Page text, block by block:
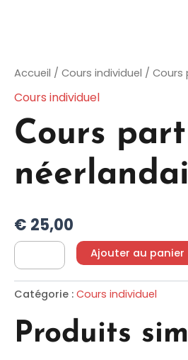
Accueil / Cours individuel / Cours
Cours individuel
Cours
€ 25,00
Ajouter au panier
Catégorie : Cours individuel
Produits